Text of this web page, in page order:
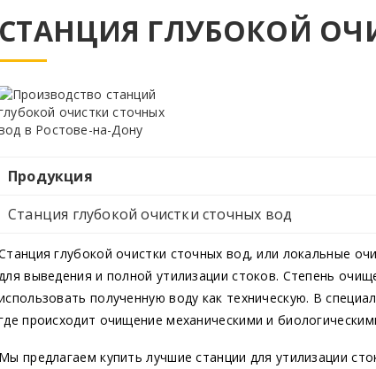
СТАНЦИЯ ГЛУБОКОЙ
Продукция
Станция глубокой очистки сточных вод
глубокой очистки сточных вод, или локальные
выведения и полной утилизации стоков. Степень
полученную воду как техническую. В
происходит очищение механическими и
Мы предлагаем купить лучшие станции для утилизации